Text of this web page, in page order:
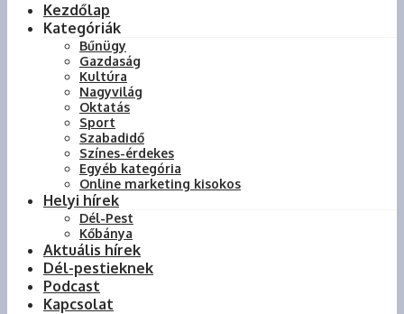
Kezdőlap
Kategóriák
Bűnügy
Gazdaság
Kultúra
Nagyvilág
Oktatás
Sport
Szabadidő
Színes-érdekes
Egyéb kategória
Online marketing kisokos
Helyi hírek
Dél-Pest
Kőbánya
Aktuális hírek
Dél-pestieknek
Podcast
Kapcsolat